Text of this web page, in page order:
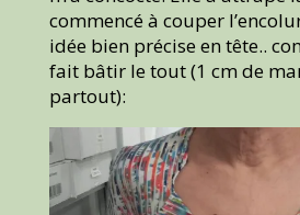
commencé à couper
idée bien précise en tête..
fait bâtir le tout (1 cm de
partout):